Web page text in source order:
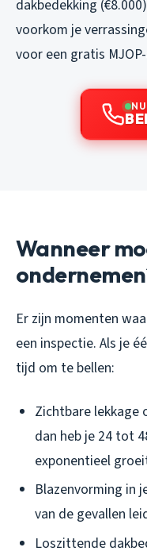
dakbedekking
voorkom je
voor een gratis
Wanneer
Er zijn momenten
een inspectie. Als je
tijd om te bellen:
Zichtbare lekkage
dan heb je 24 tot
exponentieel
Blazenvorming in
van de gevallen
Loszittende